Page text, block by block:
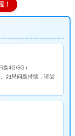
！
换4G/5G）
如果问题持续，请尝